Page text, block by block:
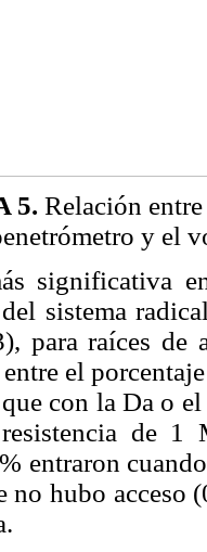
5. Relación
y el
significativa
del sistema
para raíces de
el
con la Da o
de 1
entraron
no hubo acceso